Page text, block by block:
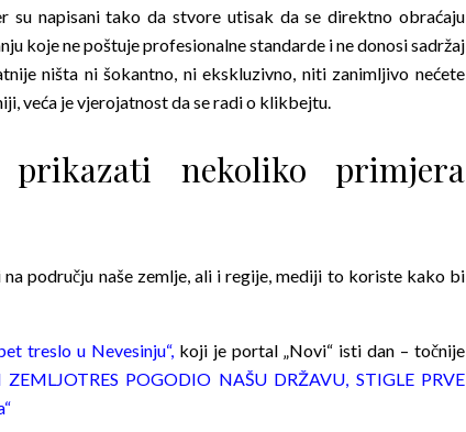
su napisani tako da stvore utisak da se direktno obraćaju
koje ne poštuje profesionalne standarde i ne donosi sadržaj
ništa ni šokantno, ni ekskluzivno, niti zanimljivo nećete
veća je vjerojatnost da se radi o klikbejtu.
nekoliko primjera
području naše zemlje, ali i regije, mediji to koriste kako bi
treslo u Nevesinju“,koji je portal „Novi“ isti dan – točnije
ZEMLJOTRES POGODIO NAŠU DRŽAVU, STIGLE PRVE